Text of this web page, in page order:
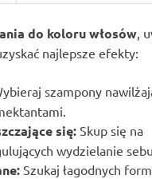
do koloru włosów,
najlepsze efekty:
szampony
się: Skup się na
wydzielanie
Szukaj łagodnych